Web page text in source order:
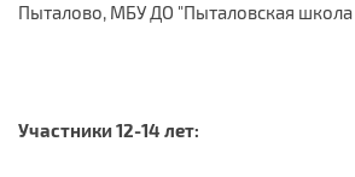
Пыталово, МБУ ДО "Пыталовская школа
Участники 12-14 лет: